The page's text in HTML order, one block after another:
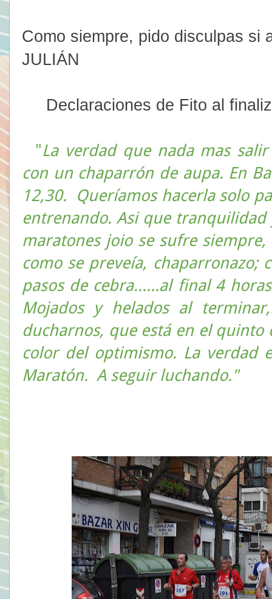
Como siempre, pido disculpas si
JULIÁN
Declaraciones de Fito al
"La verdad que nada mas
con un chaparrón de aupa. En
12,30. Queríamos hacerla solo
entrenando. Asi que
maratones joio se sufre
como se preveía, chaparronazo;
pasos de cebra......al final 4
Mojados y helados al
ducharnos, que está en el quinto
color del optimismo. La verdad
Maratón. A seguir luchando."